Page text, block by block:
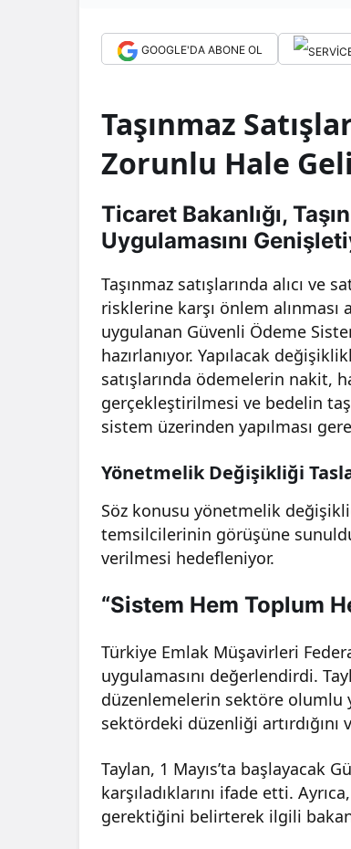
GOOGLE'DA ABONE OL
Taşınmaz
Zorunlu Hale
Ticaret Bakanlığı,
Uygulamasını
Taşınmaz satışlarında alıcı ve
risklerine karşı önlem alınması
uygulanan Güvenli Ödeme
hazırlanıyor. Yapılacak
satışlarında ödemelerin nakit,
gerçekleştirilmesi ve bedelin
sistem üzerinden yapılması
Yönetmelik Değişikliği
Söz konusu yönetmelik
temsilcilerinin görüşüne
verilmesi hedefleniyor.
“Sistem Hem Toplum
Türkiye Emlak Müşavirleri
uygulamasını değerlendirdi.
düzenlemelerin sektöre olumlu
sektördeki düzenliği artırdığını
Taylan, 1 Mayıs’ta başlayacak
karşıladıklarını ifade etti.
gerektiğini belirterek ilgili